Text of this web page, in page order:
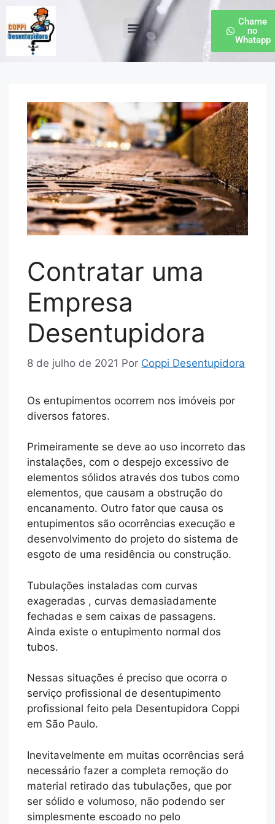
Chame
no
Whatapp
Contratar uma
Empresa
Desentupidora
8 de julho de 2021 Por Coppi Desentupidora
Os entupimentos ocorrem nos imóveis por
diversos fatores.
Primeiramente se deve ao uso incorreto das
instalações, com o despejo excessivo de
elementos sólidos através dos tubos como
elementos, que causam a obstrução do
encanamento. Outro fator que causa os
entupimentos são ocorrências execução e
desenvolvimento do projeto do sistema de
esgoto de uma residência ou construção.
Tubulações instaladas com curvas
exageradas , curvas demasiadamente
fechadas e sem caixas de passagens.
Ainda existe o entupimento normal dos
tubos.
Nessas situações é preciso que ocorra o
serviço profissional de desentupimento
profissional feito pela Desentupidora Coppi
em São Paulo.
Inevitavelmente em muitas ocorrências será
necessário fazer a completa remoção do
material retirado das tubulações, que por
ser sólido e volumoso, não podendo ser
simplesmente escoado no pelo